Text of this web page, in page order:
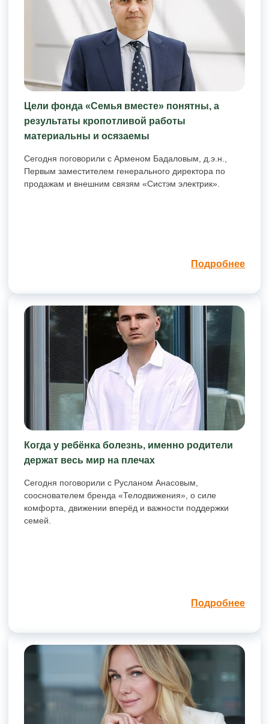
Цели фонда «Семья вместе» понятны, а
результаты кропотливой работы
материальны и осязаемы
Сегодня поговорили с Арменом Бадаловым, д.э.н.,
Первым заместителем генерального директора по
продажам и внешним связям «Систэм электрик».
Подробнее
Когда у ребёнка болезнь, именно родители
держат весь мир на плечах
Сегодня поговорили с Русланом Анасовым,
сооснователем бренда «Телодвижения», о силе
комфорта, движении вперёд и важности поддержки
семей.
Подробнее